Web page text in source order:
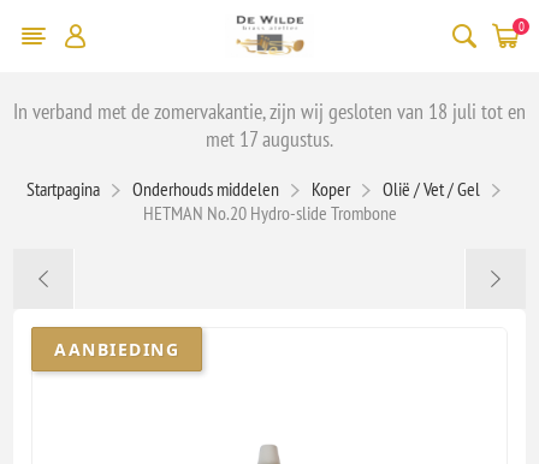
0
In verband met de zomervakantie, zijn wij gesloten van 18 juli tot en
met 17 augustus.
Startpagina Onderhouds middelen Koper
Olië / Vet / Gel
HETMAN No.20 Hydro-slide Trombone
AANBIEDING